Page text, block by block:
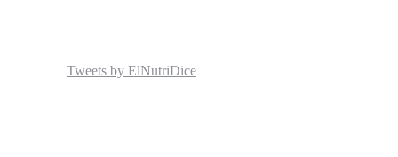
Tweets by ElNutriDice